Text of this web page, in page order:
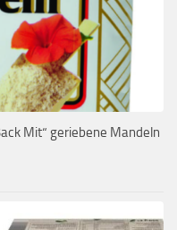
Mit“ geriebene Mandeln